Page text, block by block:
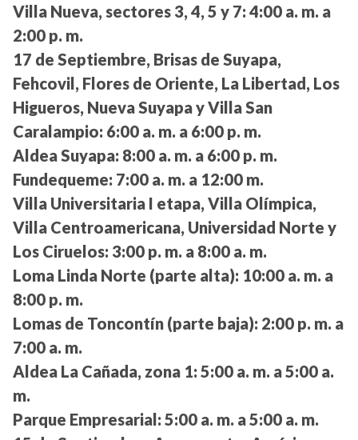
Villa Nueva, sectores 3, 4, 5 y 7: 4:00 a. m. a
2:00 p. m.
17 de Septiembre, Brisas de Suyapa,
Fehcovil, Flores de Oriente, La Libertad, Los
Higueros, Nueva Suyapa y Villa San
Caralampio: 6:00 a. m. a 6:00 p. m.
Aldea Suyapa: 8:00 a. m. a 6:00 p. m.
Fundequeme: 7:00 a. m. a 12:00 m.
Villa Universitaria I etapa, Villa Olímpica,
Villa Centroamericana, Universidad Norte y
Los Ciruelos: 3:00 p. m. a 8:00 a. m.
Loma Linda Norte (parte alta): 10:00 a. m. a
8:00 p. m.
Lomas de Toncontín (parte baja): 2:00 p. m. a
7:00 a. m.
Aldea La Cañada, zona 1: 5:00 a. m. a 5:00 a.
m.
Parque Empresarial: 5:00 a. m. a 5:00 a. m.